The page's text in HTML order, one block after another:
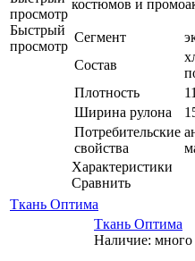
просмотр
Быстрый
просмотр
костюмов и
Сегмент
Состав
Плотность
Ширина рулона
Потребительские
свойства
Характеристики
Сравнить
Ткань Оптима
Ткань Оптима
Наличие: много